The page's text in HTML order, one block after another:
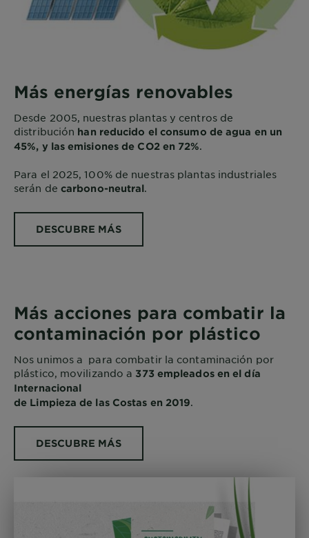
Más energías renovables
Desde 2005, nuestras plantas y centros de
distribución han reducido el consumo de agua en un
45%, y las emisiones de CO2 en 72%.
Para el 2025, 100% de nuestras plantas industriales
serán de carbono-neutral.
DESCUBRE MÁS
Más acciones para combatir la
contaminación por plástico
Nos unimos a para combatir la contaminación por
plástico, movilizando a 373 empleados en el día
Internacional
de Limpieza de las Costas en 2019.
DESCUBRE MÁS